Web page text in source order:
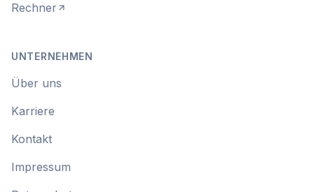
Rechner
UNTERNEHMEN
Über uns
Karriere
Kontakt
Impressum